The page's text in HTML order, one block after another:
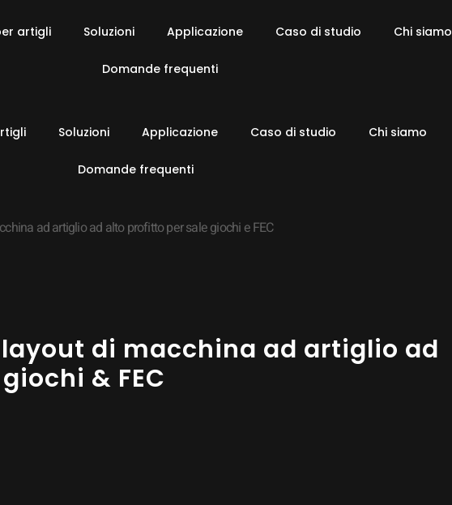
artigli Soluzioni Applicazione Caso di studio Chi siamo
Domande frequenti
Soluzioni Applicazione Caso di studio Chi siamo
Domande frequenti
ad artiglio ad alto profitto per sale giochi e FEC
di macchina ad artiglio ad
& FEC